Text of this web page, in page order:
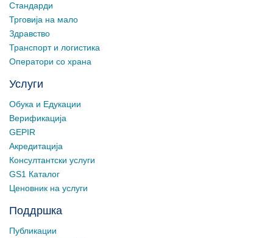
Стандарди
Трговија на мало
Здравство
Транспорт и логистика
Оператори со храна
Услуги
Обука и Едукации
Верификација
GEPIR
Акредитација
Консултантски услуги
GS1 Каталог
Ценовник на услуги
Поддршка
Публикации